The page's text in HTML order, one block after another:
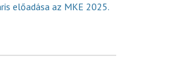
előadása az MKE 2025.